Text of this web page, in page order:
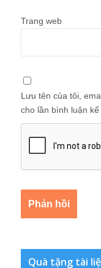
Trang web
Lưu tên của tôi,
cho lần bình luận kế
Quà tặng tài